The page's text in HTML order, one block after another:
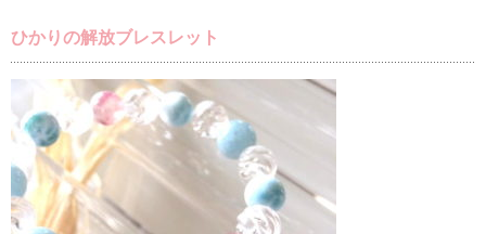
ひかりの解放ブレスレット